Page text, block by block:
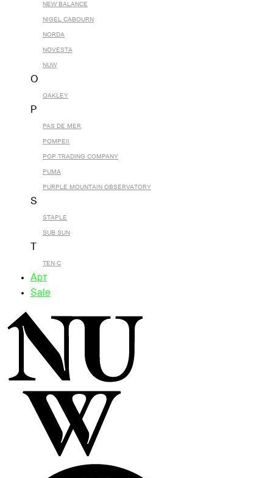
NEW BALANCE
NIGEL CABOURN
NORDA
NOVESTA
NUW
O
OAKLEY
P
PAS DE MER
POMPEII
POP TRADING COMPANY
PUMA
PURPLE MOUNTAIN OBSERVATORY
S
STAPLE
SUB SUN
TEN C
Арт
Sale